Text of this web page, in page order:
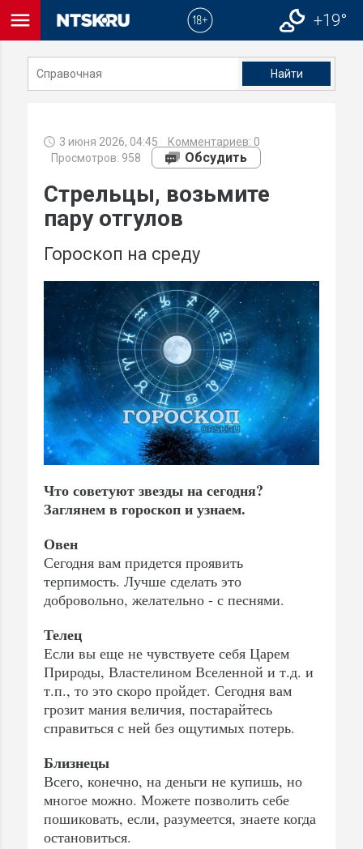
menu
close
+19°
3 июня 2026, 04:45 Комментариев: 0
Просмотров: 958
Обсудить
Стрельцы, возьмите
пару отгулов
Гороскоп на среду
Что советуют звезды на сегодня?
Заглянем в гороскоп и узнаем.
Овен
Сегодня вам придется проявить
терпимость. Лучше сделать это
добровольно, желательно - с песнями.
Телец
Если вы еще не чувствуете себя Царем
Природы, Властелином Вселенной и т.д. и
т.п., то это скоро пройдет. Сегодня вам
грозит мания величия, постарайтесь
справиться с ней без ощутимых потерь.
Близнецы
Всего, конечно, на деньги не купишь, но
многое можно. Можете позволить себе
пошиковать, если, разумеется, знаете когда
остановиться.